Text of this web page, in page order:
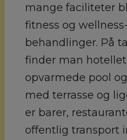
mange faciliteter
fitness og wellness-
behandlinger. På
finder man
opvarmede pool
med terrasse og
er barer,
offentlig transport